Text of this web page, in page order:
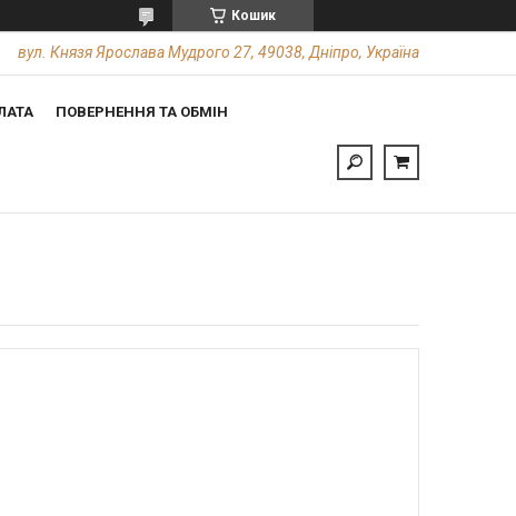
Кошик
вул. Князя Ярослава Мудрого 27, 49038, Дніпро, Україна
ПОВЕРНЕННЯ ТА ОБМІН